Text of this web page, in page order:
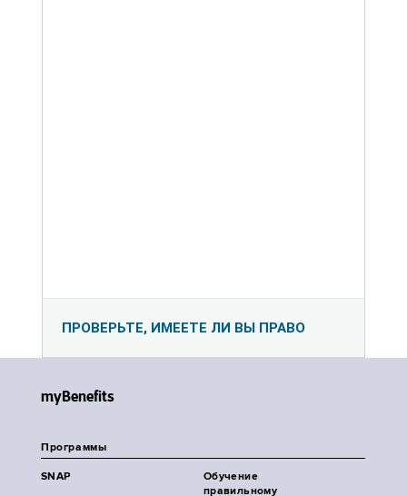
ПРОВЕРЬТЕ, ИМЕЕТЕ ЛИ ВЫ ПРАВО
myBenefits
Программы
SNAP
Обучение
правильному